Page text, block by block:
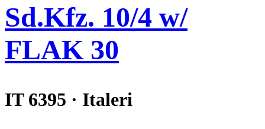
Sd.Kfz. 10/4 w/
FLAK 30
IT 6395 · Italeri